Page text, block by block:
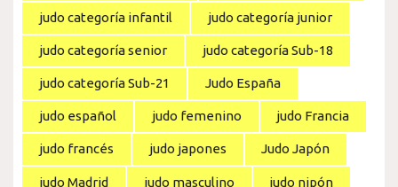
judo categoría infantil judo categoría junior
judo categoría senior judo categoría Sub-18
judo categoría Sub-21 Judo España
judo español judo femenino judo Francia
judo francés judo japones Judo Japón
judo Madrid judo masculino judo nipón